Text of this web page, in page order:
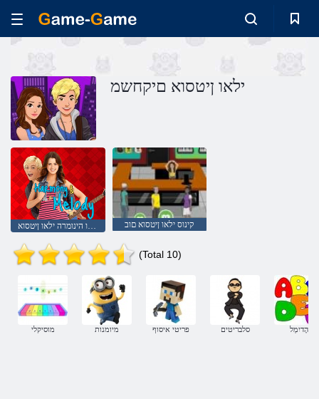
ילאו ןיטסוא םיקחשמ
הידולמו הינומרה ילאו ןיטסוא קינוס ילאו ןיטסוא םוב
(Total 10)
מוסיקלי מיומנות פריטי איסוף סלבריטים הָדיִמְל